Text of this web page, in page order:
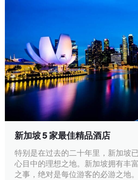
新加坡 5 家最佳精品酒店
特别是在过去的二十年里，新加坡
心目中的理想之地。新加坡拥有丰
之事，绝对是每位游客的必游之地。